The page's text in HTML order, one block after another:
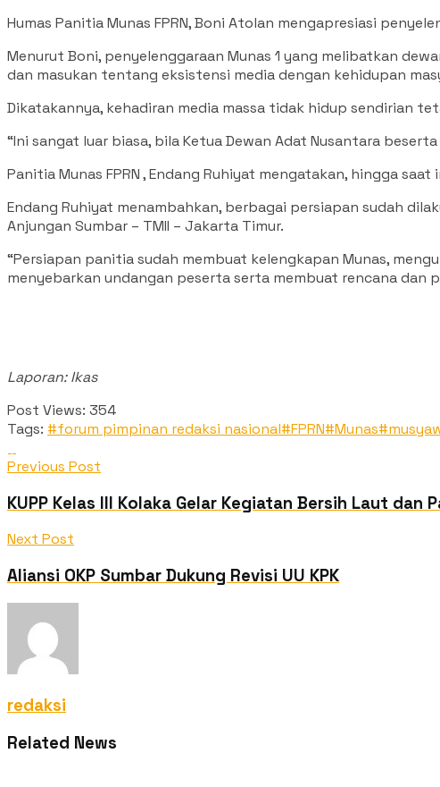
Humas Panitia Munas FPRN, Boni Atolan mengapresiasi
Menurut Boni, penyelenggaraan Munas 1 yang melibatkan
dan masukan tentang eksistensi media dengan kehidupan
Dikatakannya, kehadiran media massa tidak hidup sendirian
“Ini sangat luar biasa, bila Ketua Dewan Adat Nusantara
Panitia Munas FPRN , Endang Ruhiyat mengatakan, hingga
Endang Ruhiyat menambahkan, berbagai persiapan sudah
Anjungan Sumbar – TMII – Jakarta Timur.
“Persiapan panitia sudah membuat kelengkapan Munas,
menyebarkan undangan peserta serta membuat rencana dan
Laporan: Ikas
Post Views: 354
Tags: #forum pimpinan redaksi nasional#FPRN#Munas
Previous Post
KUPP Kelas lll Kolaka Gelar Kegiatan Bersih Laut dan
Next Post
Aliansi OKP Sumbar Dukung Revisi UU KPK
redaksi
Related News